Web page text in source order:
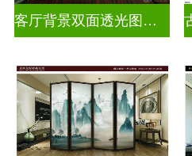
客厅背景双面透光图案水墨画玻璃